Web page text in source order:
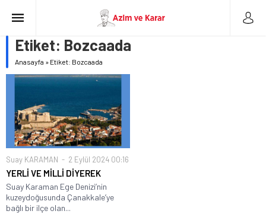
Etiket: Bozcaada
Anasayfa » Etiket: Bozcaada
Suay KARAMAN 2 Eylül 2024 00:16
YERLİ VE MİLLİ DİYEREK
Suay Karaman Ege Denizi’nin
kuzeydoğusunda Çanakkale’ye
bağlı bir ilçe olan...